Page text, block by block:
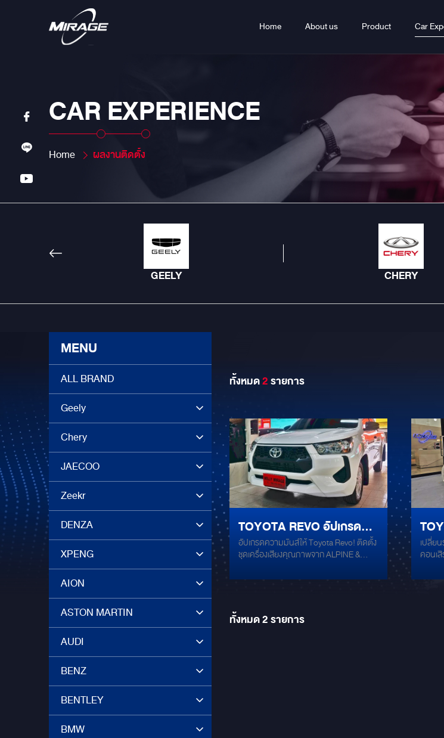
Home About us Product Car
CAR EXPERIENCE
Home ผลงานติดตั้ง
GEELY CHERY
MENU
ALL BRAND
Geely
Chery
JAECOO
Zeekr
DENZA
XPENG
AION
ASTON MARTIN
AUDI
BENZ
BENTLEY
BMW
ทั้งหมด2รายการ
TOYOTA REVO อัปเกรด
ความมันส์กับติดตั้งชุดเครื่อง
เสียงคุณภาพจาก ALPINE &
MERCURY
อัปเกรดความมันส์ให้ Toyota Revo! ติดตั้ง
ชุดเครื่องเสียงคุณภาพจาก ALPINE &
ชิ้น 6.5 นิ้ว คมชัดทุกย่านเสียง ALPINE
7x10” ขนาดกระทัดรัด เบสแน่นสะใจ
Mercury C480 ไม่ว่าจะเดินทางใกล้หรือไกล
พรีเ
เปลี่ย
คอนเ
เสียงที่
ทั้งหมด2รายการ